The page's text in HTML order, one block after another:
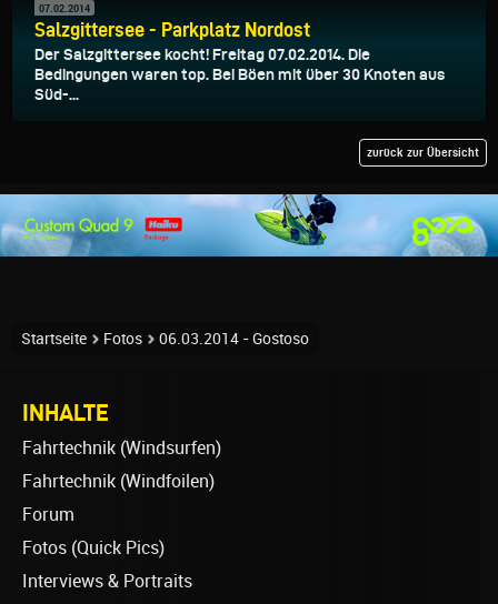
07.02.2014
Salzgittersee - Parkplatz Nordost
Der Salzgittersee kocht! Freitag 07.02.2014. Die
Bedingungen waren top. Bei Böen mit über 30 Knoten aus
Süd-...
zurück zur Übersicht
Startseite Fotos 06.03.2014 - Gostoso
INHALTE
Fahrtechnik (Windsurfen)
Fahrtechnik (Windfoilen)
Forum
Fotos (Quick Pics)
Interviews & Portraits